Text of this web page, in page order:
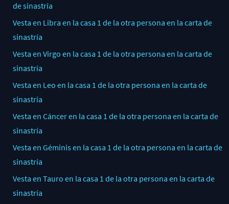
de sinastría
Vesta en Libra en la casa 1 de la otra persona en la carta de
sinastría
Vesta en Virgo en la casa 1 de la otra persona en la carta de
sinastría
Vesta en Leo en la casa 1 de la otra persona en la carta de
sinastría
Vesta en Cáncer en la casa 1 de la otra persona en la carta de
sinastría
Vesta en Géminis en la casa 1 de la otra persona en la carta de
sinastría
Vesta en Tauro en la casa 1 de la otra persona en la carta de
sinastría